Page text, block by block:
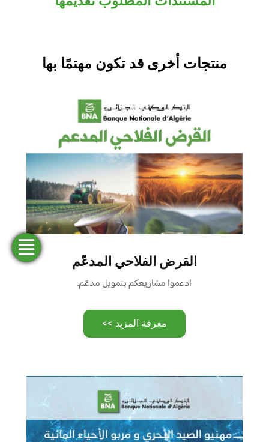
منتجات أخرى قد تكون مهتمًا بها
القرض الفلاحي المدعّم
ادعموا مشاريعكم بتمويل مدعّم.
معرفة المزيد >>
ابحث
عن وكالة
طلب
تمويل
المحاكاة
فتح
حساب